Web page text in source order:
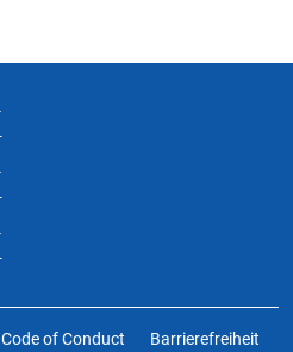
Code of Conduct Barrierefreiheit